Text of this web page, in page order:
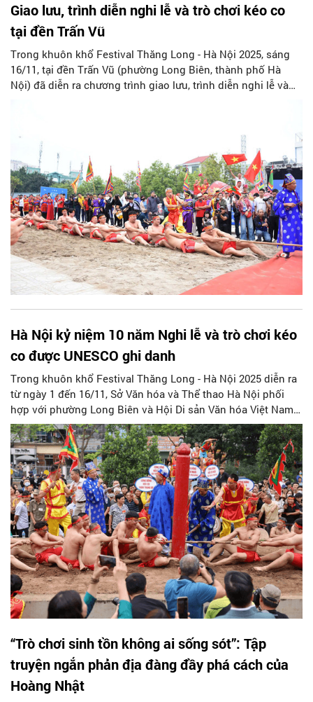
Giao lưu, trình diễn nghi lễ và trò chơi kéo co
tại đền Trấn Vũ
Trong khuôn khổ Festival Thăng Long - Hà Nội 2025, sáng
16/11, tại đền Trấn Vũ (phường Long Biên, thành phố Hà
Nội) đã diễn ra chương trình giao lưu, trình diễn nghi lễ và
Văn hóa Việt Nam tổ chức, nhân dịp kỷ niệm 10 năm nghi lễ
và trò chơi kéo co được UNESCO ghi danh là di sản văn hóa.
Hà Nội kỷ niệm 10 năm Nghi lễ và trò chơi kéo
co được UNESCO ghi danh
Trong khuôn khổ Festival Thăng Long - Hà Nội 2025 diễn ra
từ ngày 1 đến 16/11, Sở Văn hóa và Thể thao Hà Nội phối
hợp với phường Long Biên và Hội Di sản Văn hóa Việt Nam
tổ chức sự kiện kỷ niệm 10 năm Nghi lễ và trò chơi kéo co
được UNESCO ghi danh vào Danh sách Di sản văn hóa phi
vật thể đại diện của nhân loại.
“Trò chơi sinh tồn không ai sống sót”: Tập
truyện ngắn phản địa đàng đầy phá cách của
Hoàng Nhật